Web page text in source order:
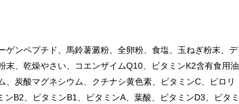
ンペプチド、馬鈴薯澱粉、全卵粉、食塩、玉ねぎ粉末、デ
、乾燥やさい、コエンザイムQ10、ビタミンK2含有食用油
炭酸マグネシウム、クチナシ黄色素、ビタミンC、ピロリ
B2、ビタミンB1、ビタミンA、葉酸、ビタミンD3、ビタミ